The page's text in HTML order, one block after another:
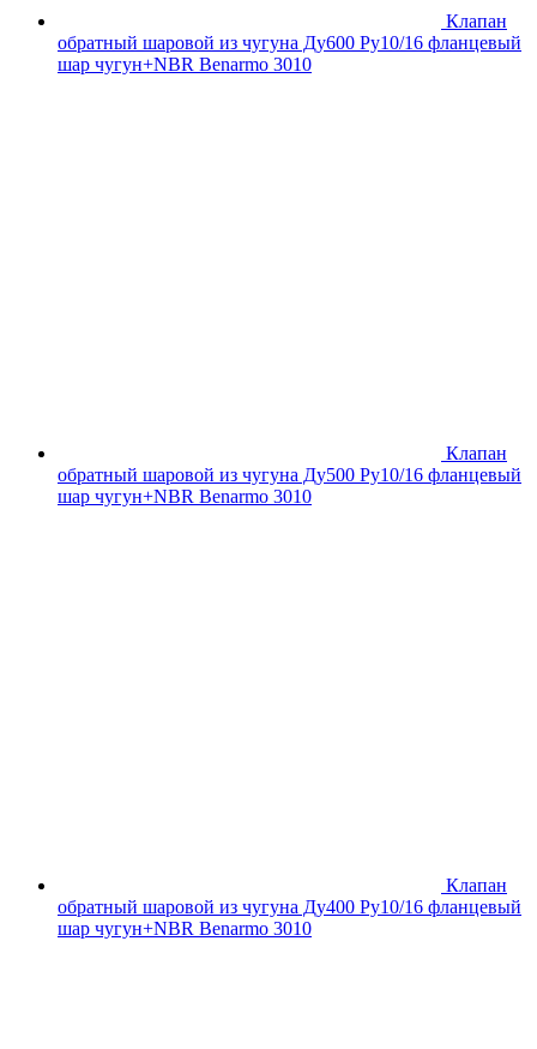
Клапан
обратный шаровой из чугуна Ду600 Ру10/16 фланцевый
шар чугун+NBR Benarmo 3010
Клапан
обратный шаровой из чугуна Ду500 Ру10/16 фланцевый
шар чугун+NBR Benarmo 3010
Клапан
обратный шаровой из чугуна Ду400 Ру10/16 фланцевый
шар чугун+NBR Benarmo 3010